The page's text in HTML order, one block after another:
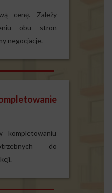
cenę. Zależy
obu stron
negocjacje.
kompletowaniu
do